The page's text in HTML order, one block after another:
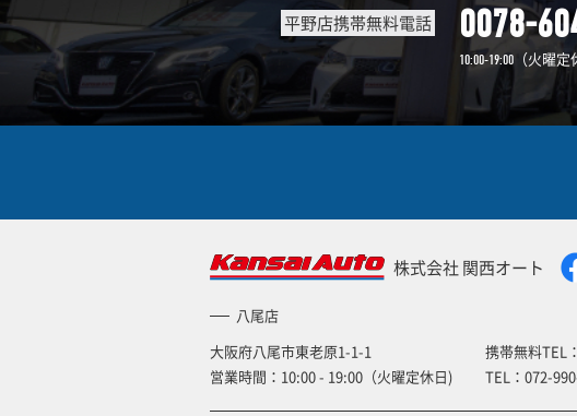
平野店携帯無料電話 0078-
10:00-19:00 （火曜定
株式会社 関西オート
八尾店
大阪府八尾市東老原1-1-1
営業時間：10:00 - 19:00（火曜定休日)
携帯無料TEL：
TEL： 072-